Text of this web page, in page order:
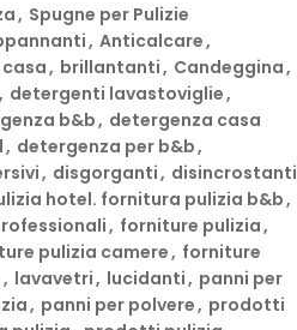
, Spugne per Pulizie
, Anticalcare,
, brillantanti, Candeggina,
, detergenti lavastoviglie,
b&b, detergenza casa
, detergenza per b&b,
, disgorganti, disincrostanti
hotel. fornitura pulizia b&b,
, forniture pulizia,
pulizia camere, forniture
, lavavetri, lucidanti, panni per
, panni per polvere, prodotti